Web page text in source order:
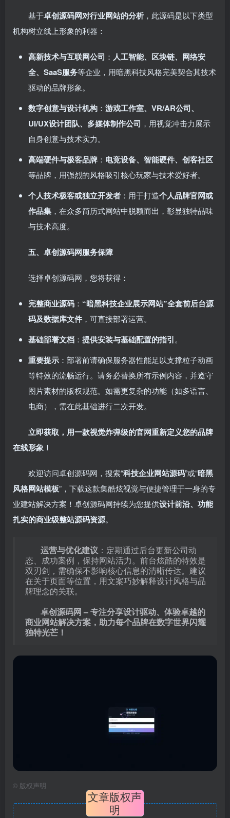
基于卓创源码网对行业网站的分析 ，此源码是以下类型
机构树立线上形象的利器：
高新技术与互联网公司 ： 人工智能、区块链、网络安
全、SaaS服务等企业，用暗黑科技风格完美契合其技术
驱动的品牌形象。
数字创意与设计机构 ： 游戏工作室、VR/AR公司、
UI/UX设计团队、多媒体制作公司 ，用视觉冲击力展示
自身创意与技术实力。
高端硬件与极客品牌 ： 电竞设备、智能硬件、创客社区
等品牌，用强烈的风格吸引核心玩家与技术爱好者。
个人技术极客或独立开发者 ：用于打造个人品牌官网或
作品集 ，在众多简历式网站中脱颖而出，彰显独特品味
与技术高度。
五、卓创源码网服务保障
选择卓创源码网，您将获得：
完整商业源码 ： “暗黑科技企业展示网站”全套前后台源
码及数据库文件 ，可直接部署运营。
基础部署文档 ： 提供安装与基础配置的指引。
重要提示 ：部署前请确保服务器性能足以支撑粒子动画
等特效的流畅运行。请务必替换所有示例内容，并遵守
图片素材的版权规范。如需更复杂的功能（如多语言、
电商），需在此基础进行二次开发。
立即获取，用一款视觉炸弹级的官网重新定义您的品牌
在线形象！
欢迎访问卓创源码网，搜索“科技企业网站源码”或“暗黑
风格网站模板”，下载这款集酷炫视觉与便捷管理于一身的专
业建站解决方案！卓创源码网持续为您提供设计前沿、功能
扎实的商业级整站源码资源。
运营与优化建议 ：定期通过后台更新公司动
态、成功案例，保持网站活力。前台炫酷的特效是
双刃剑，需确保不影响核心信息的清晰传达。建议
在关于页面等位置，用文案巧妙解释设计风格与品
牌理念的关联。
卓创源码网 – 专注分享设计驱动、体验卓越的
商业网站解决方案，助力每个品牌在数字世界闪耀
独特光芒！
© 版权声明
文章版权声
明